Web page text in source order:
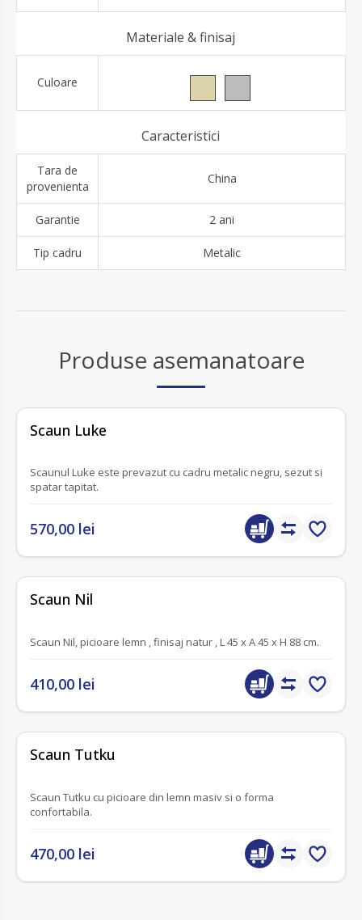
Materiale & finisaj
Culoare
Caracteristici
Tara de
provenienta
China
Garantie 2 ani
Tip cadru Metalic
Produse asemanatoare
Scaun Luke
Scaunul Luke este prevazut cu cadru metalic negru, sezut si
spatar tapitat.
570,00 lei
Scaun Nil
Scaun Nil, picioare lemn , finisaj natur , L 45 x A 45 x H 88 cm.
410,00 lei
Scaun Tutku
Scaun Tutku cu picioare din lemn masiv si o forma
confortabila.
470,00 lei